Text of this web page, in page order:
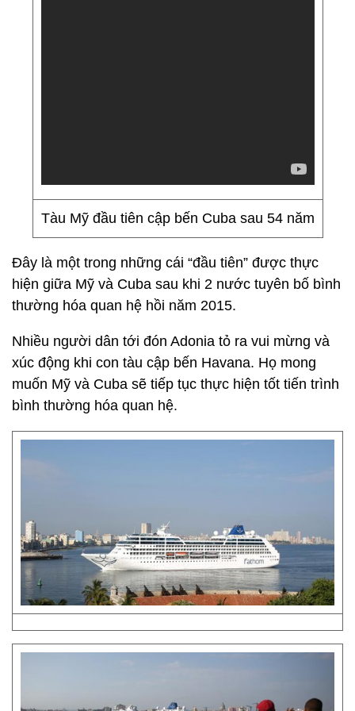
Tàu Mỹ đầu tiên cập bến Cuba sau 54 năm
Đây là một trong những cái “đầu tiên” được thực
hiện giữa Mỹ và Cuba sau khi 2 nước tuyên bố bình
thường hóa quan hệ hồi năm 2015.
Nhiều người dân tới đón Adonia tỏ ra vui mừng và
xúc động khi con tàu cập bến Havana. Họ mong
muốn Mỹ và Cuba sẽ tiếp tục thực hiện tốt tiến trình
bình thường hóa quan hệ.